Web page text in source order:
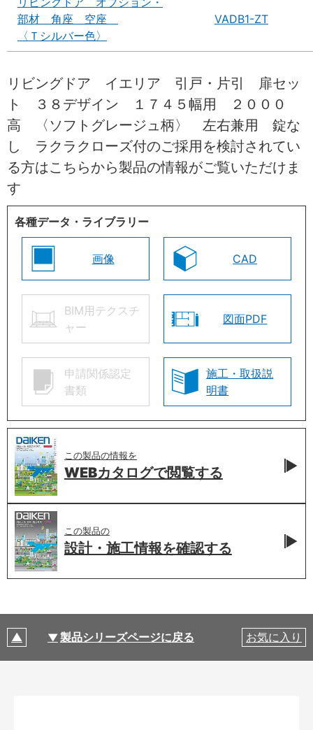
部材 角座 空座
〈Ｔシルバー色〉
VADB1-ZT
リビングドア イエリア 引戸・片引 扉セッ
ト ３８デザイン １７４５幅用 ２０００
高 〈ソフトグレージュ柄〉 左右兼用 錠な
し ラクラクローズ付のご採用を検討されてい
る方はこちらから製品の情報がご覧いただけま
す
各種データ・ライブラリー
画像 CAD
BIM用テクスチ
ャー
図面PDF
申請関係認定
書類
施工・取扱説
明書
この製品の情報を
WEBカタログで閲覧する
この製品の
設計・施工情報を確認する
製品シリーズページに戻る お気に入り